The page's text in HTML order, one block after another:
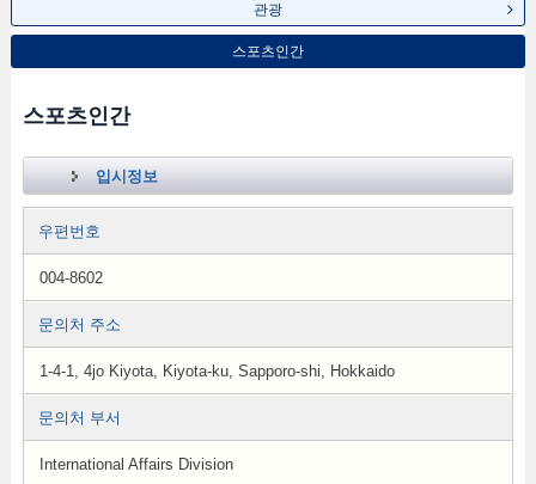
관광
스포츠인간
스포츠인간
입시정보
우편번호
004-8602
문의처 주소
1-4-1, 4jo Kiyota, Kiyota-ku, Sapporo-shi, Hokkaido
문의처 부서
International Affairs Division